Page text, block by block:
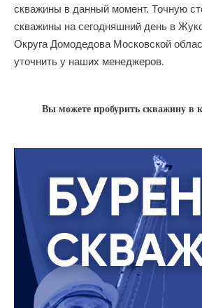
скважины в данный момент. Точную
скважины на сегодняшний день в
Округа Домодедова Московской
уточнить у наших менеджеров.
Вы можете пробурить скважину в